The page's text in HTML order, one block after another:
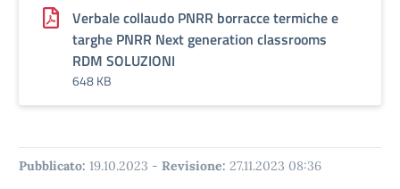
Verbale collaudo PNRR borracce termiche e
targhe PNRR Next generation classrooms
RDM SOLUZIONI
648 KB
Pubblicato: 19.10.2023 - Revisione: 27.11.2023 08:36